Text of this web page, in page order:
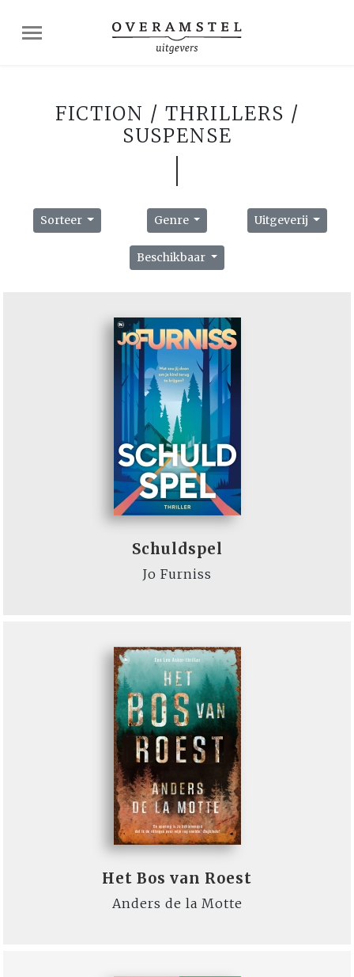
FICTION / THRILLERS /
SUSPENSE
Sorteer Genre Uitgeverij
Beschikbaar
Schuldspel
Jo Furniss
Het Bos van Roest
Anders de la Motte